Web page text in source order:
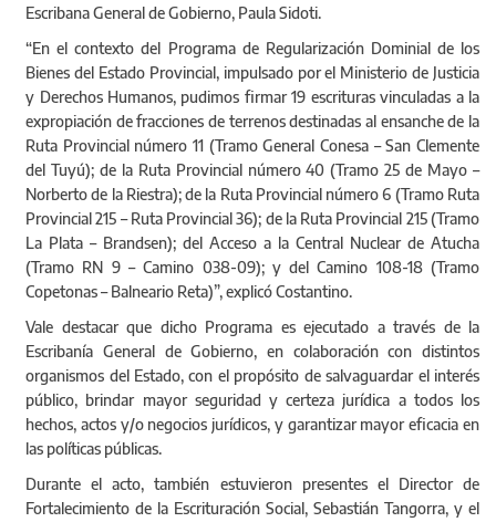
Escribana General de Gobierno, Paula Sidoti.
“En el contexto del Programa de Regularización Dominial de los
Bienes del Estado Provincial, impulsado por el Ministerio de Justicia
y Derechos Humanos, pudimos firmar 19 escrituras vinculadas a la
expropiación de fracciones de terrenos destinadas al ensanche de la
Ruta Provincial número 11 (Tramo General Conesa – San Clemente
del Tuyú); de la Ruta Provincial número 40 (Tramo 25 de Mayo –
Norberto de la Riestra); de la Ruta Provincial número 6 (Tramo Ruta
Provincial 215 – Ruta Provincial 36); de la Ruta Provincial 215 (Tramo
La Plata – Brandsen); del Acceso a la Central Nuclear de Atucha
(Tramo RN 9 – Camino 038-09); y del Camino 108-18 (Tramo
Copetonas – Balneario Reta)”, explicó Costantino.
Vale destacar que dicho Programa es ejecutado a través de la
Escribanía General de Gobierno, en colaboración con distintos
organismos del Estado, con el propósito de salvaguardar el interés
público, brindar mayor seguridad y certeza jurídica a todos los
hechos, actos y/o negocios jurídicos, y garantizar mayor eficacia en
las políticas públicas.
Durante el acto, también estuvieron presentes el Director de
Fortalecimiento de la Escrituración Social, Sebastián Tangorra, y el